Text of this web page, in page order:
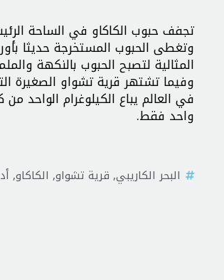
تجفف حبوب الکاکاو في الساحة
وتغطى الحبوب المستخرجة حديثا
المثالية لتصبح الحبوب بالنكهة
في العالم يباع الکيلوغرام الواحد
واحد فقط.
البحر الكاريبي, قرية تشواو, الكاكاو,